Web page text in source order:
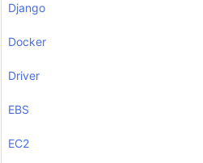
Django
Docker
Driver
EBS
EC2